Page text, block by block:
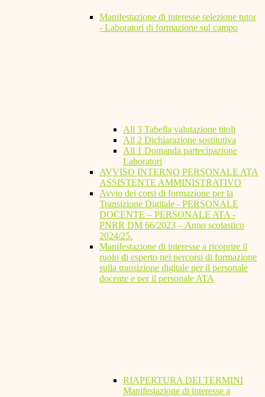
Manifestazione di interesse selezione tutor
- Laboratori di formazione sul campo
All 3 Tabella valutazione titoli
All 2 Dichiarazione sostitutiva
All 1 Domanda partecipazione
Laboratori
AVVISO INTERNO PERSONALE ATA
ASSISTENTE AMMINISTRATIVO
Avvio dei corsi di formazione per la
Transizione Digitale - PERSONALE
DOCENTE – PERSONALE ATA -
PNRR DM 66/2023 – Anno scolastico
2024/25.
Manifestazione di interesse a ricoprire il
ruolo di esperto nei percorsi di formazione
sulla transizione digitale per il personale
docente e per il personale ATA
RIAPERTURA DEI TERMINI
Manifestazione di interesse a